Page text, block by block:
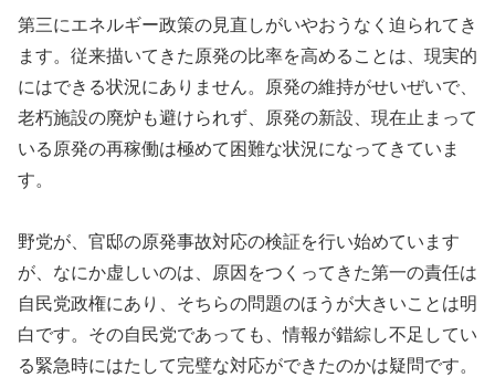
第三にエネルギー政策の見直しがいやおうなく迫られてき
ます。従来描いてきた原発の比率を高めることは、現実的
にはできる状況にありません。原発の維持がせいぜいで、
老朽施設の廃炉も避けられず、原発の新設、現在止まって
いる原発の再稼働は極めて困難な状況になってきていま
す。
野党が、官邸の原発事故対応の検証を行い始めています
が、なにか虚しいのは、原因をつくってきた第一の責任は
自民党政権にあり、そちらの問題のほうが大きいことは明
白です。その自民党であっても、情報が錯綜し不足してい
る緊急時にはたして完璧な対応ができたのかは疑問です。